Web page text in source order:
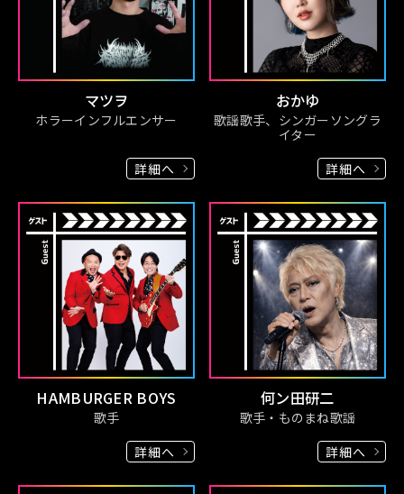
マツヲ
ホラーインフルエンサー
詳細へ
おかゆ
歌謡歌手、シンガーソングラ
イター
詳細へ
HAMBURGER BOYS
歌手
詳細へ
何ン田研二
歌手・ものまね歌謡
詳細へ